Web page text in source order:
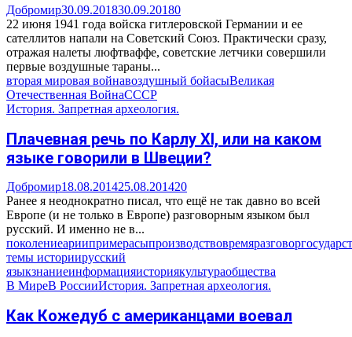
Добромир30.09.201830.09.20180
22 июня 1941 года войска гитлеровской Германии и ее
сателлитов напали на Советский Союз. Практически сразу,
отражая налеты люфтваффе, советские летчики совершили
первые воздушные тараны...
вторая мировая войнавоздушный бойасыВеликая
Отечественная ВойнаСССР
История. Запретная археология.
Плачевная речь по Карлу XI, или на каком
языке говорили в Швеции?
Добромир18.08.201425.08.201420
Ранее я неоднократно писал, что ещё не так давно во всей
Европе (и не только в Европе) разговорным языком был
русский. И именно не в...
поколениеариипримерасыпроизводствовремяразговор
темы историирусский
языкзнаниеинформацияисториякультураобщества
В МиреВ РоссииИстория. Запретная археология.
Как Кожедуб с американцами воевал